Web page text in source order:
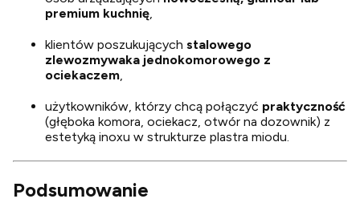
premium kuchnię,
klientów poszukujących stalowego
zlewozmywaka jednokomorowego z
ociekaczem,
użytkowników, którzy chcą połączyć praktyczność
(głęboka komora, ociekacz, otwór na dozownik) z
estetyką inoxu w strukturze plastra miodu.
Podsumowanie